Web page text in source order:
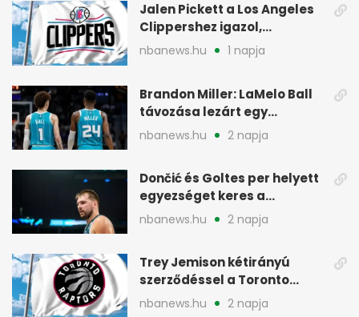
Jalen Pickett a Los Angeles
Clippershez igazol,
kétirányú szerződéssel
nbanews.hu 1 napja
Brandon Miller: LaMelo Ball
távozása lezárt egy
korszakot a Hornetsnél
nbanews.hu 2 napja
Dončić és Goltes per helyett
egyezséget keres a
gyerekügyben
nbanews.hu 2 napja
Trey Jemison kétirányú
szerződéssel a Toronto
Raptorshoz igazolt
nbanews.hu 2 napja